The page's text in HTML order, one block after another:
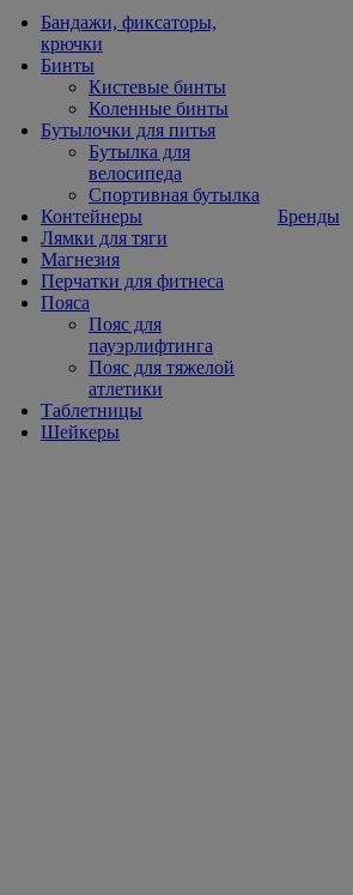
Бандажи, фиксаторы,
крючки
Бинты
Кистевые бинты
Коленные бинты
Бутылочки для питья
Бутылка для
велосипеда
Спортивная бутылка
Контейнеры
Лямки для тяги
Магнезия
Перчатки для фитнеса
Пояса
Пояс для
пауэрлифтинга
Пояс для тяжелой
атлетики
Таблетницы
Шейкеры
Бренды